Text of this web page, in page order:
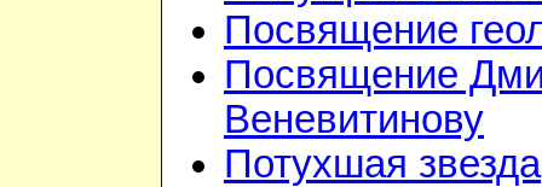
Посвящение
Посвящение
Веневитинову
Потухшая звезда